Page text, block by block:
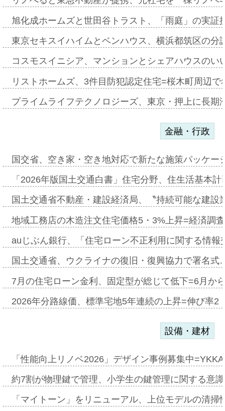
旭化成ホームズと世田谷トラスト、「雨庭」の実
東京セキスイハイムとベンハウス、横浜都筑区の
コスモスイニシア、マンションとシェアハウスの
リストホームズ、3件目防犯認定住宅=桜木町周辺
プライムライフテクノロジーズ、東京・押上に長
金融・行政
国交省、空き家・空き地対応で新たな施策パッケ
「2026年版国土交通白書」住宅分野、住生活基本
国土交通省不動産・建設経済局、〝持続可能な建
地域工務店の木造注文住宅価格5・3%上昇=経済調
auじぶん銀行、「住宅ローン不正利用に関する情
国土交通省、ウクライナの復旧・復興協力で署名
7月の住宅ローン金利、固定型が総じて低下=6月か
2026年分路線価、標準宅地5年連続の上昇=伸び率
設備・建材
「性能向上リノベ2026」デザイン事例募集中
約7割が物理鍵で管理、小学生の鍵管理に関する意
「マイトーン」をリニューアル、上位モデルの清